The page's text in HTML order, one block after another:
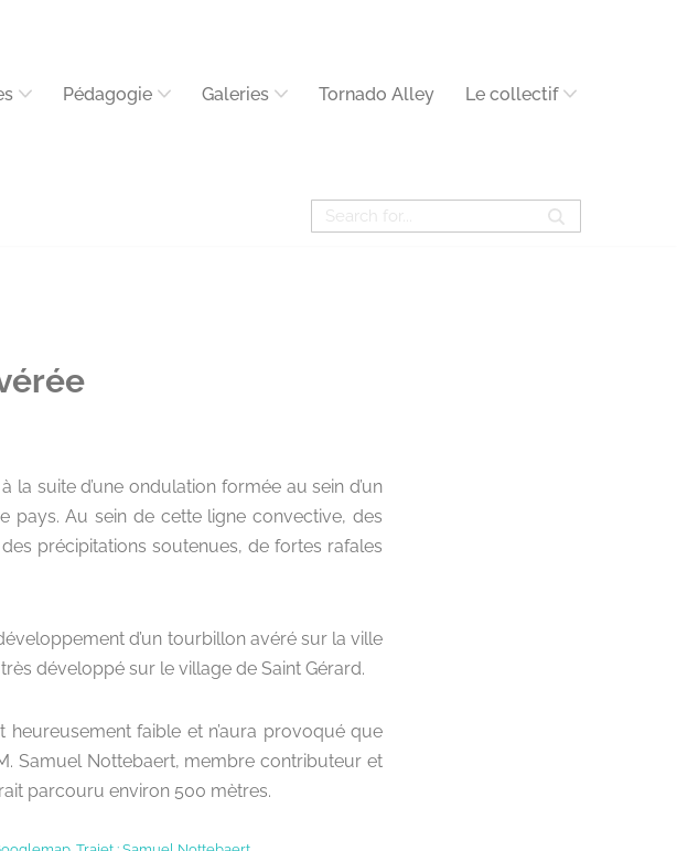
Pédagogie Galeries Tornado Alley Le collectif
suite d’une ondulation formée au sein d’un
Au sein de cette ligne convective, des
précipitations soutenues, de fortes rafales
d’un tourbillon avéré sur la ville
développé sur le village de Saint Gérard.
faible et n’aura provoqué que
Samuel Nottebaert, membre contributeur et
parcouru environ 500 mètres.